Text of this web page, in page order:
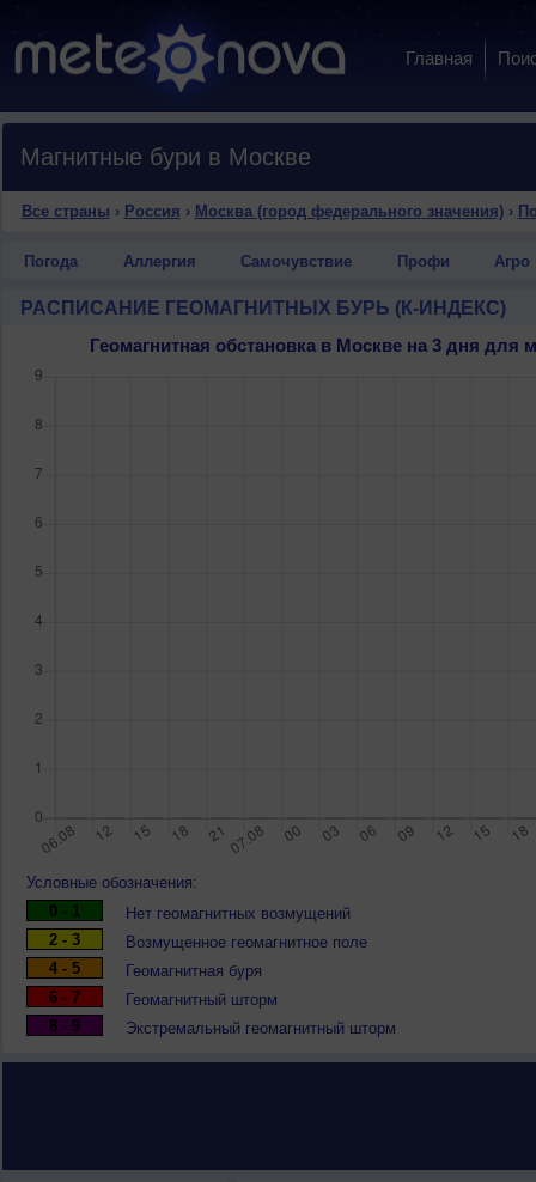
Главная
Магнитные бури в Москве
Все страны › Россия › Москва (город федерального значения)›
Погода Аллергия Самочувствие Профи Агро
РАСПИСАНИЕ ГЕОМАГНИТНЫХ БУРЬ (К-ИНДЕКС)
Геомагнитная обстановка в Москве на 3 дня для
Условные обозначения:
0 - 1
Нет геомагнитных возмущений
2 - 3
Возмущенное геомагнитное поле
4 - 5
Геомагнитная буря
6 - 7
Геомагнитный шторм
8 - 9
Экстремальный геомагнитный шторм